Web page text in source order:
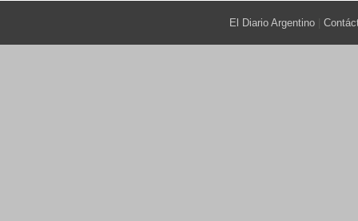
El Diario Argentino